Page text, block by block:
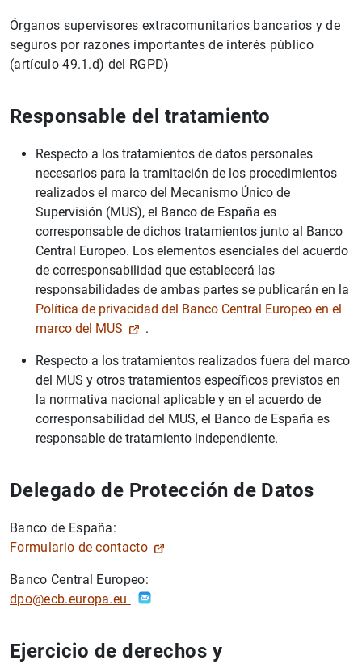
Órganos supervisores extracomunitarios bancarios y de
seguros por razones importantes de interés público
(artículo 49.1.d) del RGPD)
Responsable del tratamiento
Respecto a los tratamientos de datos personales
necesarios para la tramitación de los procedimientos
realizados el marco del Mecanismo Único de
Supervisión (MUS), el Banco de España es
corresponsable de dichos tratamientos junto al Banco
Central Europeo. Los elementos esenciales del acuerdo
de corresponsabilidad que establecerá las
responsabilidades de ambas partes se publicarán en la
Política de privacidad del Banco Central Europeo en el
marco del MUS
.
Respecto a los tratamientos realizados fuera del marco
del MUS y otros tratamientos específicos previstos en
la normativa nacional aplicable y en el acuerdo de
corresponsabilidad del MUS, el Banco de España es
responsable de tratamiento independiente.
Delegado de Protección de Datos
Banco de España:
Formulario de contacto
Banco Central Europeo:
dpo@ecb.europa.eu
Ejercicio de derechos y